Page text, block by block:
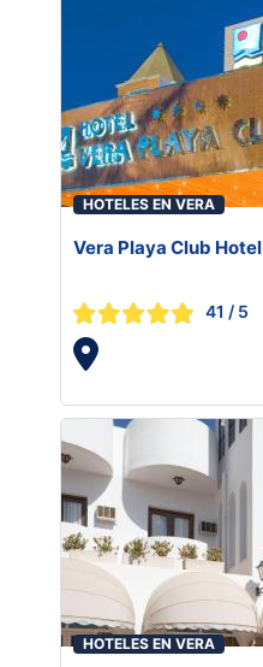
HOTELES EN VERA
Vera Playa Club Hotel
41 / 5
HOTELES EN VERA